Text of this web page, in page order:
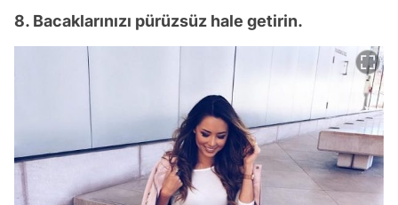
8. Bacaklarınızı pürüzsüz hale getirin.